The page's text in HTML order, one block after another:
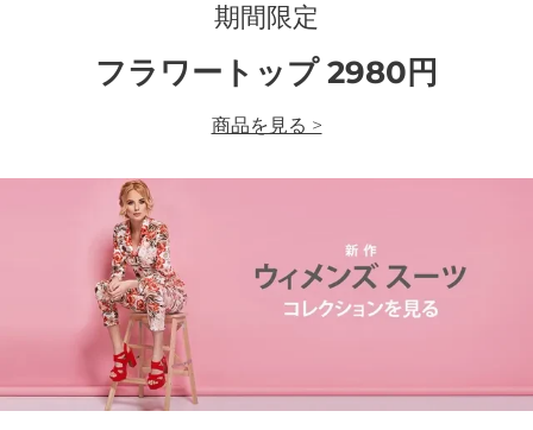
期間限定
フラワートップ 2980円
商品を見る >